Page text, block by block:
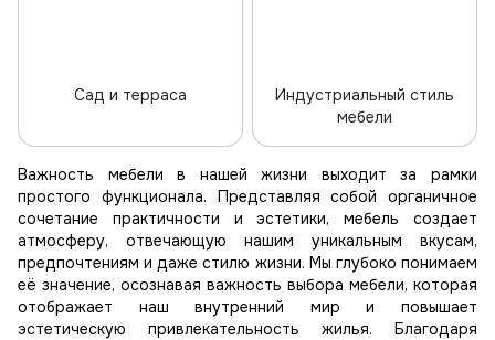
Важность мебели в нашей жизни выходит за рамки
простого функционала. Представляя собой органичное
сочетание практичности и эстетики, мебель создает
атмосферу, отвечающую нашим уникальным вкусам,
предпочтениям и даже стилю жизни. Мы глубоко понимаем
её значение, осознавая важность выбора мебели, которая
отображает наш внутренний мир и повышает
эстетическую привлекательность жилья. Благодаря
Сад и терраса
Индустриальный стиль
мебели